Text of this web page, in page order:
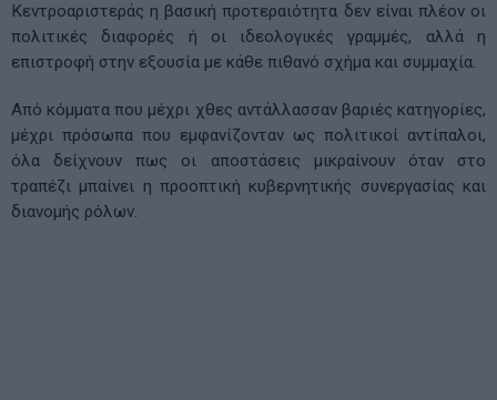
Κεντροαριστεράς η βασική προτεραιότητα δεν είναι πλέον οι
πολιτικές διαφορές ή οι ιδεολογικές γραμμές, αλλά η
επιστροφή στην εξουσία με κάθε πιθανό σχήμα και συμμαχία.
Από κόμματα που μέχρι χθες αντάλλασσαν βαριές κατηγορίες,
μέχρι πρόσωπα που εμφανίζονταν ως πολιτικοί αντίπαλοι,
όλα δείχνουν πως οι αποστάσεις μικραίνουν όταν στο
τραπέζι μπαίνει η προοπτική κυβερνητικής συνεργασίας και
διανομής ρόλων.